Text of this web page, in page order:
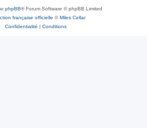
phpBB® Forum Software © phpBB Limited
française officielle ©Miles Cellar
Confidentialité | Conditions